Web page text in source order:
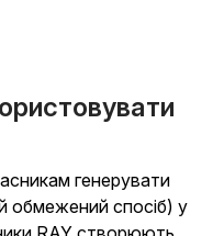
генерувати
обмежений спосіб) у